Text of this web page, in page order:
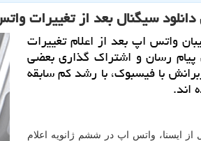
واتس اپ بعد از اعلام تغییرات
پیام رسان و اشتراک گذاری بعضی
با فیسبوک، با رشد کم سابقه
اند.
از ایسنا، واتس اپ در ششم ژانویه اعلام